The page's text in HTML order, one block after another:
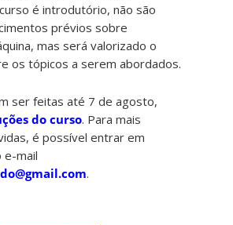
é introdutório, não são
prévios sobre
mas será valorizado o
os tópicos a serem abordados.
ser feitas até 7 de agosto,
do curso. Para mais
é possível entrar em
e-mail
.